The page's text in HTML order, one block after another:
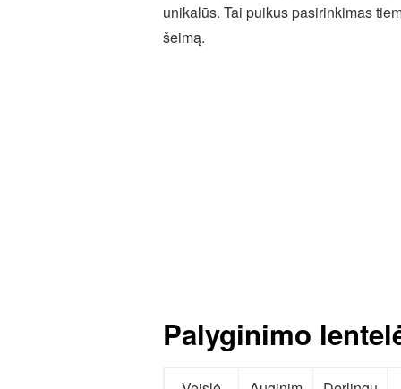
unikalūs. Tai puikus pasirinkimas
šeimą.
Palyginimo